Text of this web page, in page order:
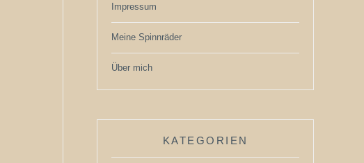
Impressum
Meine Spinnräder
Über mich
KATEGORIEN